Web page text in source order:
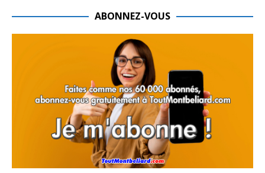
ABONNEZ-VOUS